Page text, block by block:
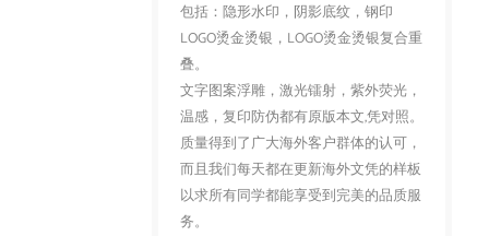
包括：隐形水印，阴影底纹，钢印
LOGO烫金烫银，LOGO烫金烫银复合重
叠。
文字图案浮雕，激光镭射，紫外荧光，
温感，复印防伪都有原版本文,凭对照。
质量得到了广大海外客户群体的认可，
而且我们每天都在更新海外文凭的样板
以求所有同学都能享受到完美的品质服
务。